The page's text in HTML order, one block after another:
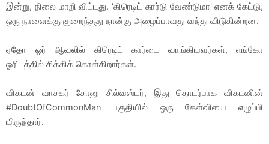
இன்று, நிலை மாறி விட்டது. 'கிரெடிட் கார்டு வேண்டுமா' எனக் கேட்டு,
ஒரு நாளைக்கு குறைந்தது நான்கு அழைப்பாவது வந்து விடுகின்றன.
ஏதோ ஓர் ஆவலில் கிரெடிட் கார்டை வாங்கியவர்கள், எங்கோ
ஓரிடத்தில் சிக்கிக் கொள்கிறார்கள்.
விகடன் வாசகர் சோனு சில்வஸ்டர், இது தொடர்பாக விகடனின்
#DoubtOfCommonMan பகுதியில் ஒரு கேள்வியை எழுப்பி
யிருந்தார்.